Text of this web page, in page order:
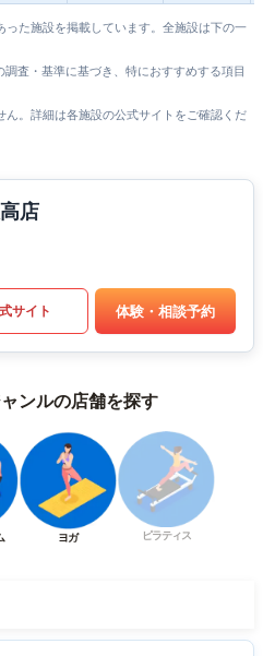
た施設を掲載しています。全施設は下の一
査・基準に基づき、特におすすめする項目
。詳細は各施設の公式サイトをご確認くだ
店
サイト 体験・相談予約
ンルの店舗を探す
ヨガ ピラティス